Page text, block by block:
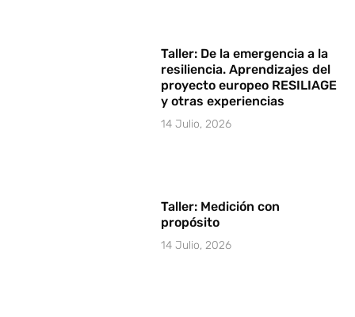
Taller: De la emergencia a la
resiliencia. Aprendizajes del
proyecto europeo RESILIAGE
y otras experiencias
14 Julio, 2026
Taller: Medición con
propósito
14 Julio, 2026